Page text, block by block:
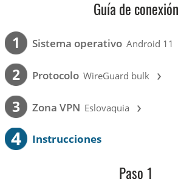
Guía de conexión
1 Sistema operativo Android 11
2 Protocolo WireGuard bulk ›
3 Zona VPN Eslovaquia ›
4 Instrucciones
Paso 1